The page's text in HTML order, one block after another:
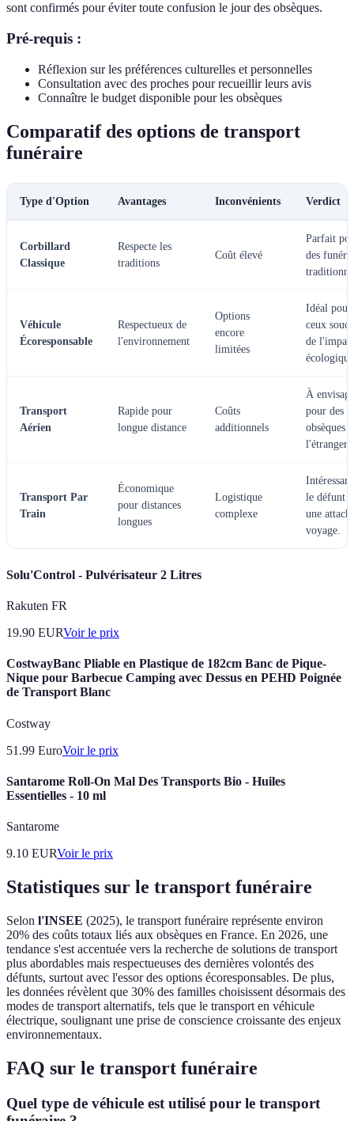
sont confirmés pour éviter toute confusion le jour des obsèques.
Pré-requis :
Réflexion sur les préférences culturelles et personnelles
Consultation avec des proches pour recueillir leurs avis
Connaître le budget disponible pour les obsèques
Comparatif des options de transport
funéraire
Type d'Option Avantages Inconvénients Verdict
Corbillard
Classique
Respecte les
traditions
Coût élevé
Parfait
des
Véhicule
Écoresponsable
Respectueux de
l'environnement
Options
encore
limitées
Idéal pour
ceux
de l'impact
Transport
Aérien
Rapide pour
longue distance
Coûts
additionnels
À
pour des
obsèques à
l'étranger.
Transport Par
Train
Économique
pour distances
longues
Logistique
complexe
le défunt
une
voyage.
Solu'Control - Pulvérisateur 2 Litres
Rakuten FR
19.90 EURVoir le prix
CostwayBanc Pliable en Plastique de 182cm Banc de Pique-
Nique pour Barbecue Camping avec Dessus en PEHD Poignée
de Transport Blanc
Costway
51.99 EuroVoir le prix
Santarome Roll-On Mal Des Transports Bio - Huiles
Essentielles - 10 ml
Santarome
9.10 EURVoir le prix
Statistiques sur le transport funéraire
Selon l'INSEE (2025), le transport funéraire représente environ
20% des coûts totaux liés aux obsèques en France. En 2026, une
tendance s'est accentuée vers la recherche de solutions de transport
plus abordables mais respectueuses des dernières volontés des
défunts, surtout avec l'essor des options écoresponsables. De plus,
les données révèlent que 30% des familles choisissent désormais des
modes de transport alternatifs, tels que le transport en véhicule
électrique, soulignant une prise de conscience croissante des enjeux
environnementaux.
FAQ sur le transport funéraire
Quel type de véhicule est utilisé pour le transport